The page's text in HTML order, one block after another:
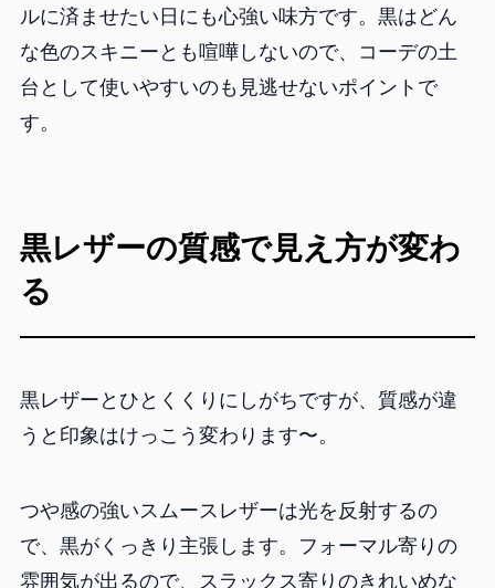
ルに済ませたい日にも心強い味方です。黒はどん
な色のスキニーとも喧嘩しないので、コーデの土
台として使いやすいのも見逃せないポイントで
す。
黒レザーの質感で見え方が変わ
る
黒レザーとひとくくりにしがちですが、質感が違
うと印象はけっこう変わります〜。
つや感の強いスムースレザーは光を反射するの
で、黒がくっきり主張します。フォーマル寄りの
雰囲気が出るので、スラックス寄りのきれいめな